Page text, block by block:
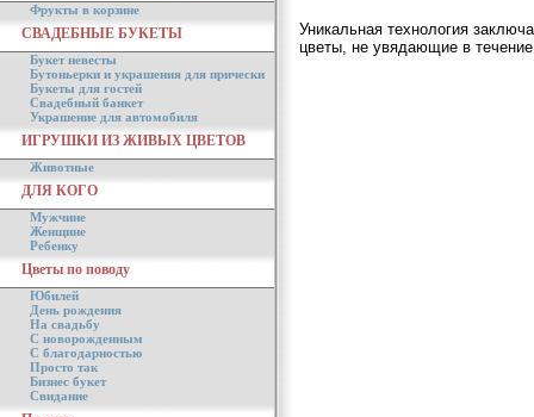
Фрукты в корзине
СВАДЕБНЫЕ БУКЕТЫ
Букет невесты
Бутоньерки и украшения для прически
Букеты для гостей
Свадебный банкет
Украшение для автомобиля
ИГРУШКИ ИЗ ЖИВЫХ ЦВЕТОВ
Животные
ДЛЯ КОГО
Мужчине
Женщине
Ребенку
Цветы по поводу
Юбилей
День рождения
На свадьбу
С новорожденным
С благодарностью
Просто так
Бизнес букет
Свидание
Уникальная технология
цветы, не увядающие в